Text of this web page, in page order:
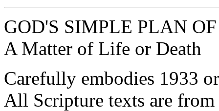
GOD'S SIMPLE PLAN
A Matter of Life or Death
Carefully embodies 1933
All Scripture texts are